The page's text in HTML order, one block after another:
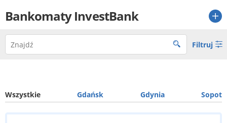
Bankomaty InvestBank
Filtruj
Wszystkie Gdańsk Gdynia Sopot